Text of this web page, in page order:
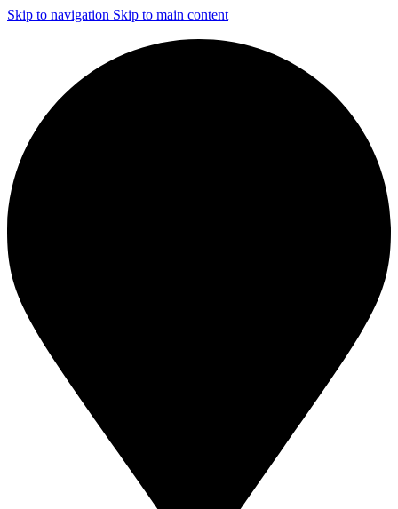
Skip to navigation Skip to main content